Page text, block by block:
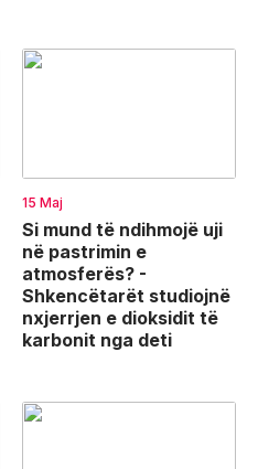
15 Maj
Si mund të ndihmojë uji
në pastrimin e
atmosferës? -
Shkencëtarët studiojnë
nxjerrjen e dioksidit të
karbonit nga deti